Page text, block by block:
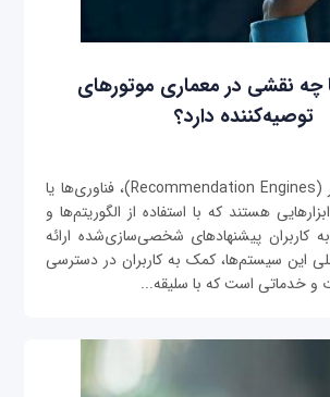
چه نقشی در معماری موتورهای
توصیه‌کننده دارد؟
موتورهای توصیه‌گر (Recommendation Engines)، فناوری‌ها یا
هستند که با استفاده از الگوریتم‌ها و
کاربران پیشنهادهای شخصی‌سازی‌شده ارائه
این سیستم‌ها، کمک به کاربران در دسترسی
و خدماتی است که با سلیقه...